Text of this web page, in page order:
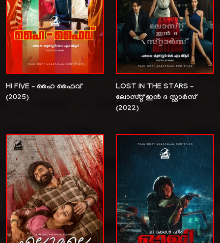
HI FIVE – ഹൈ ഫൈവ്
(2025)
LOST IN THE STARS –
ലോസ്റ്റ്‌ ഇൻ ദ സ്റ്റാർസ്
(2022)